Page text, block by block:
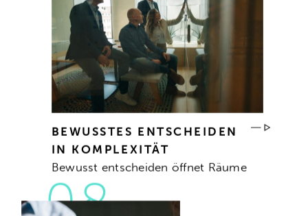
BEWUSSTES ENTSCHEIDEN
IN KOMPLEXITÄT
Bewusst entscheiden öffnet Räume